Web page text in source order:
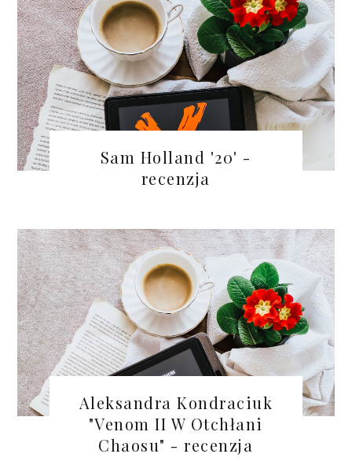
Sam Holland '20' -
recenzja
Aleksandra Kondraciuk
"Venom II W Otchłani
Chaosu" - recenzja